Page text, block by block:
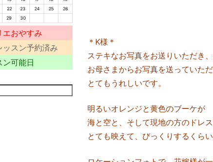
＊K様＊
ステキなお写真をお送りいただき
お母さまからお写真を送っていた
とてもうれしいです。
明るいオレンジと黄色のブーケが
海と空と、そして現地の方のドレ
とても映えて、びっくりするくら
22 23 24 25
26
29 30
エおやすみ
ッスン予約済み
ン可能日